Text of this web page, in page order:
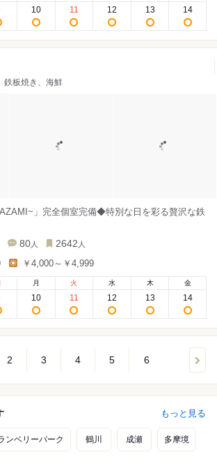
10 11 12 13 14
鉄板焼き、海鮮
」完全個室完備◆特別な日を彩る贅沢な鉄
80 人 2642 人
￥4,000～￥4,999
月
10
火
11
水
12
木
13
金
14
2 3 4 5 6
もっと見る
ンベリーパーク 鶴川 成瀬 多摩境